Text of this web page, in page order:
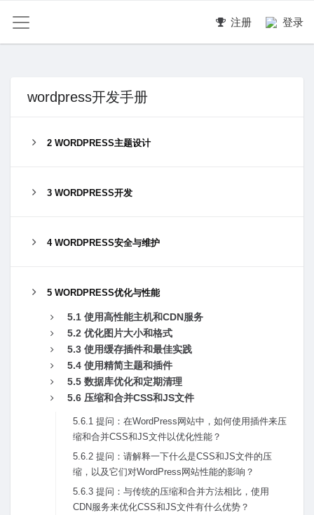
注册 登录
wordpress开发手册
2 WORDPRESS主题设计
3 WORDPRESS开发
4 WORDPRESS安全与维护
5 WORDPRESS优化与性能
5.1 使⽤⾼性能主机和CDN服务
5.2 优化图⽚⼤⼩和格式
5.3 使⽤缓存插件和最佳实践
5.4 使⽤精简主题和插件
5.5 数据库优化和定期清理
5.6 压缩和合并CSS和JS⽂件
5.6.1 提问：在WordPress⽹站中，如何使⽤插件来压
缩和合并CSS和JS⽂件以优化性能？
5.6.2 提问：请解释⼀下什么是CSS和JS⽂件的压
缩，以及它们对WordPress⽹站性能的影响？
5.6.3 提问：与传统的压缩和合并⽅法相⽐，使⽤
CDN服务来优化CSS和JS⽂件有什么优势？